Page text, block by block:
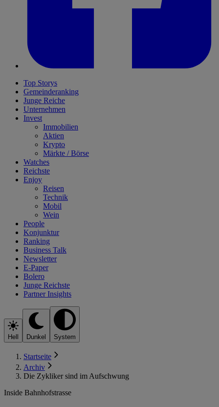
Top Storys
Gemeinderanking
Junge Reiche
Unternehmen
Invest
Immobilien
Aktien
Krypto
Märkte / Börse
Watches
Reichste
Enjoy
Reisen
Technik
Mobil
Wein
People
Konjunktur
Ranking
Business Talk
Newsletter
E-Paper
Bolero
Junge Reichste
Partner Insights
Hell Dunkel System
Startseite
Archiv
Die Zykliker sind im Aufschwung
Inside Bahnhofstrasse